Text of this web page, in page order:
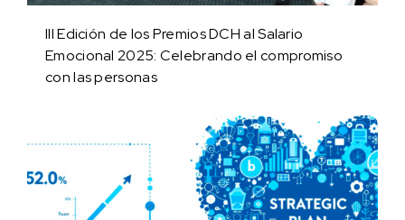
III Edición de los Premios DCH al Salario
Emocional 2025: Celebrando el compromiso
con las personas